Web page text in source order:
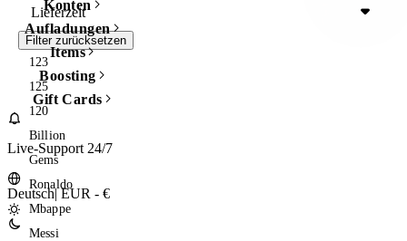
Konten
Aufladungen
Items
Boosting
Gift Cards
Live-Support 24/7
Deutsch|EUR - €
Lieferzeit
Filter zurücksetzen
123
125
120
Billion
Gems
Ronaldo
Mbappe
Messi